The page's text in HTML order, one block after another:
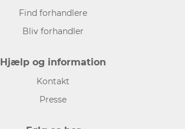
Find forhandlere
Bliv forhandler
Hjælp og information
Kontakt
Presse